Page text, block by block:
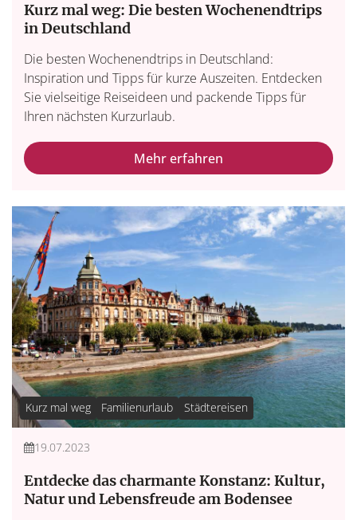
Kurz mal weg: Die besten Wochenendtrips
in Deutschland
Die besten Wochenendtrips in Deutschland:
Inspiration und Tipps für kurze Auszeiten. Entdecken
Sie vielseitige Reiseideen und packende Tipps für
Ihren nächsten Kurzurlaub.
Mehr erfahren
Kurz mal weg Familienurlaub Städtereisen
19.07.2023
Entdecke das charmante Konstanz: Kultur,
Natur und Lebensfreude am Bodensee